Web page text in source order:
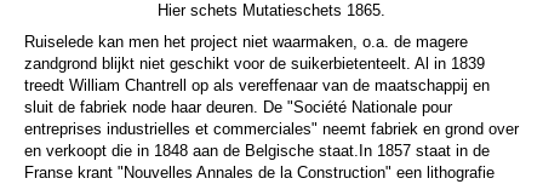
Hier schets Mutatieschets 1865.
Ruiselede kan men het project niet waarmaken, o.a. de magere
zandgrond blijkt niet geschikt voor de suikerbietenteelt. Al in 1839
treedt William Chantrell op als vereffenaar van de maatschappij en
sluit de fabriek node haar deuren. De "Société Nationale pour
entreprises industrielles et commerciales" neemt fabriek en grond over
en verkoopt die in 1848 aan de Belgische staat.In 1857 staat in de
Franse krant "Nouvelles Annales de la Construction" een lithografie